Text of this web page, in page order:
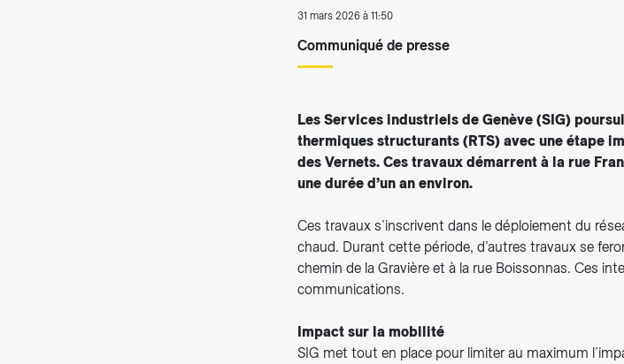
31 mars 2026 à 11:50
Communiqué de presse
Les Services industriels de Genève (SIG)
thermiques structurants (RTS) avec une étape
des Vernets. Ces travaux démarrent à la rue
une durée d’un an environ.
Ces travaux s’inscrivent dans le déploiement du
chaud. Durant cette période, d’autres travaux se
chemin de la Gravière et à la rue Boissonnas. Ces
communications.
Impact sur la mobilité
SIG met tout en place pour limiter au maximum